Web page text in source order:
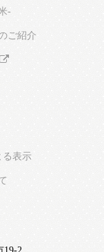
-
ご紹介
る表示